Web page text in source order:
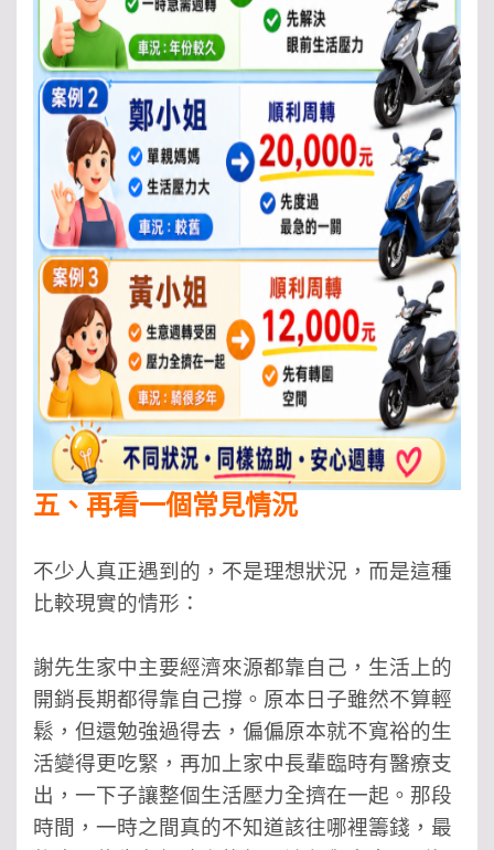
五、再看一個常見情況
不少人真正遇到的，不是理想狀況，而是這種
比較現實的情形：
謝先生家中主要經濟來源都靠自己，生活上的
開銷長期都得靠自己撐。原本日子雖然不算輕
鬆，但還勉強過得去，偏偏原本就不寬裕的生
活變得更吃緊，再加上家中長輩臨時有醫療支
出，一下子讓整個生活壓力全擠在一起。那段
時間，一時之間真的不知道該往哪裡籌錢，最